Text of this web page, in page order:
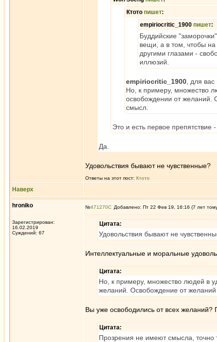
Ктото пишет:
empiriocritic_1900 пишет:
Буддийские
вещи, а в том, чтобы
другими глазами -
иллюзий.
empiriocritic_1900 , для
Но, к примеру, множество
освобождении от желаний.
смысл.
Это и есть первое препятствие
Да.
Удовольствия бывают не чувственные?
Ответы на этот пост: Ктото
Наверх
hroniko
Зарегистрирован:
16.02.2019
Суждений: 67
№471270 Добавлено: Пт 22 Фев 19, 16:16 (7 лет
Цитата:
Удовольствия бывают не
Интеллектуальные и моральные
Цитата:
Но, к примеру, множество людей в
желаний. Освобождение от желаний
Вы уже освободились от всех
Цитата:
Прозрения не имеют смысла, точно